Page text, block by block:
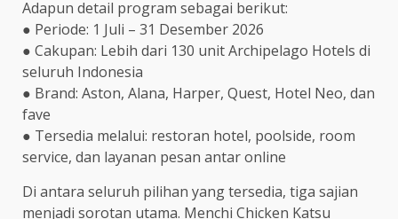
Adapun detail program sebagai berikut:
● Periode: 1 Juli – 31 Desember 2026
● Cakupan: Lebih dari 130 unit Archipelago Hotels di
seluruh Indonesia
● Brand: Aston, Alana, Harper, Quest, Hotel Neo, dan
fave
● Tersedia melalui: restoran hotel, poolside, room
service, dan layanan pesan antar online
Di antara seluruh pilihan yang tersedia, tiga sajian
menjadi sorotan utama. Menchi Chicken Katsu